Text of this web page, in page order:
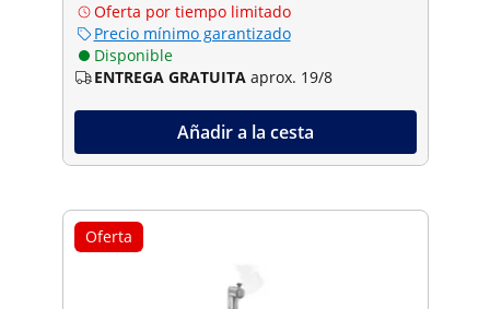
Oferta por tiempo limitado
Precio mínimo garantizado
Disponible
ENTREGA GRATUITA aprox. 19/8
Añadir a la cesta
Oferta